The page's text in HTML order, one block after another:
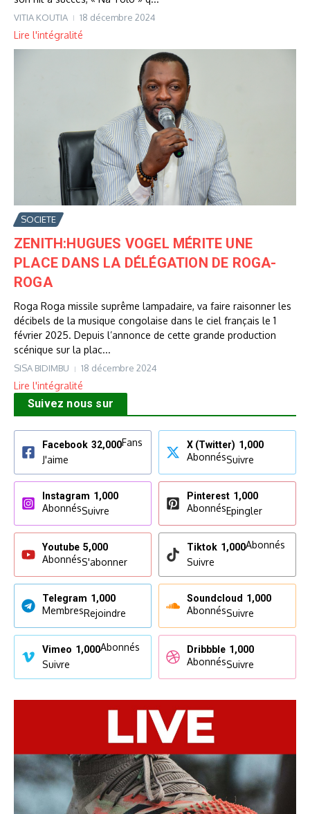
VITIA KOUTIA 18 décembre 2024
Lire l'intégralité
SOCIETE
ZENITH:HUGUES VOGEL MÉRITE UNE
PLACE DANS LA DÉLÉGATION DE ROGA-
ROGA
Roga Roga missile suprême lampadaire, va faire raisonner les
décibels de la musique congolaise dans le ciel français le 1
février 2025. Depuis l’annonce de cette grande production
scénique sur la plac...
SISA BIDIMBU 18 décembre 2024
Lire l'intégralité
Suivez nous sur
Facebook 32,000Fans
J'aime
X (Twitter) 1,000
AbonnésSuivre
Instagram 1,000
AbonnésSuivre
Pinterest 1,000
AbonnésEpingler
Youtube 5,000
AbonnésS'abonner
Tiktok 1,000Abonnés
Suivre
Telegram 1,000
MembresRejoindre
Soundcloud 1,000
AbonnésSuivre
Vimeo 1,000Abonnés
Suivre
Dribbble 1,000
AbonnésSuivre